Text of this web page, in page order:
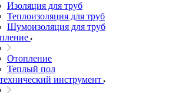
Изоляция для труб
Теплоизоляция для труб
Шумоизоляция для труб
Отопление
Теплый пол
инструмент